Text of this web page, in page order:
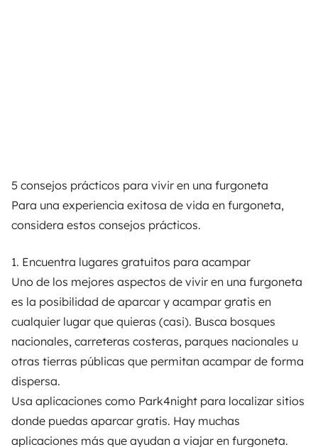
5 consejos prácticos para vivir en una furgoneta
Para una experiencia exitosa de vida en furgoneta,
considera estos consejos prácticos.
1. Encuentra lugares gratuitos para acampar
Uno de los mejores aspectos de vivir en una furgoneta
es la posibilidad de aparcar y acampar gratis en
cualquier lugar que quieras (casi). Busca bosques
nacionales, carreteras costeras, parques nacionales u
otras tierras públicas que permitan acampar de forma
dispersa.
Usa aplicaciones como Park4night para localizar sitios
donde puedas aparcar gratis. Hay muchas
aplicaciones más que ayudan a viajar en furgoneta.